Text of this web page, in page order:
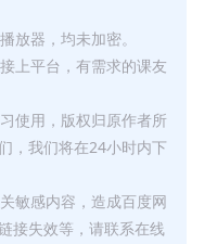
放器，均未加密。
上平台，有需求的课友
使用，版权归原作者所
，我们将在24小时内下
敏感内容，造成百度网
接失效等，请联系在线